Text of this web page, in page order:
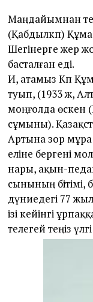
Маңдайымнан тер
(Қабдылкәп)
Шегінерге жер
басталған еді.
Иә, атамыз Кәп
туып, (1933 ж,
моңғолда өскен
сұмыны).
Артына зор
еліне бергені
нары, ақын-
сынының бітімі,
дүниедегі 77
ізі кейінгі
телегей теңіз